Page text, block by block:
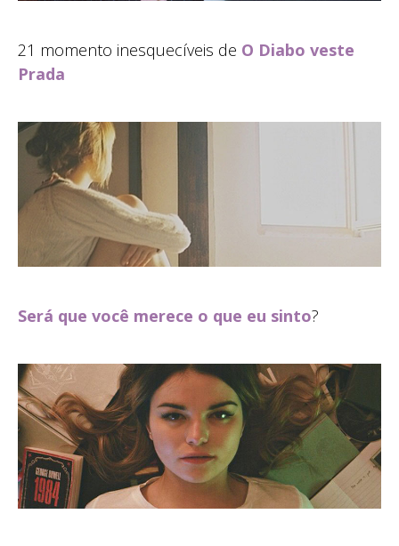
21 momento inesquecíveis de O Diabo veste
Prada
Será que você merece o que eu sinto?